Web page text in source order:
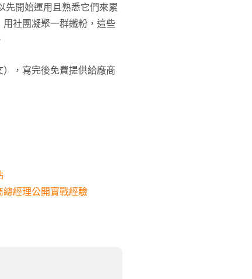
先開始運用且熟悉它們來累
社團凝聚一群鐵粉，這些
，寫完後免費提供給廠商
總經理公開實戰經驗